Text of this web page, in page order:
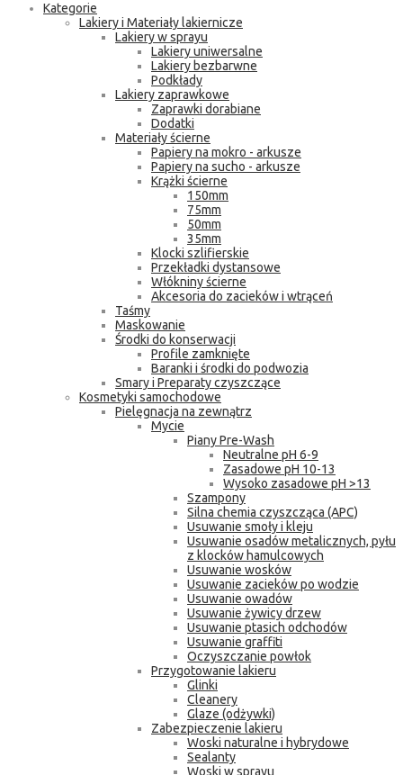
Kategorie
Lakiery i Materiały lakiernicze
Lakiery w sprayu
Lakiery uniwersalne
Lakiery bezbarwne
Podkłady
Lakiery zaprawkowe
Zaprawki dorabiane
Dodatki
Materiały ścierne
Papiery na mokro - arkusze
Papiery na sucho - arkusze
Krążki ścierne
150mm
75mm
50mm
35mm
Klocki szlifierskie
Przekładki dystansowe
Włókniny ścierne
Akcesoria do zacieków i wtrąceń
Taśmy
Maskowanie
Środki do konserwacji
Profile zamknięte
Baranki i środki do podwozia
Smary i Preparaty czyszczące
Kosmetyki samochodowe
Pielęgnacja na zewnątrz
Mycie
Piany Pre-Wash
Neutralne pH 6-9
Zasadowe pH 10-13
Wysoko zasadowe pH >13
Szampony
Silna chemia czyszcząca (APC)
Usuwanie smoły i kleju
Usuwanie osadów metalicznych, pyłu
z klocków hamulcowych
Usuwanie wosków
Usuwanie zacieków po wodzie
Usuwanie owadów
Usuwanie żywicy drzew
Usuwanie ptasich odchodów
Usuwanie graffiti
Oczyszczanie powłok
Przygotowanie lakieru
Glinki
Cleanery
Glaze (odżywki)
Zabezpieczenie lakieru
Woski naturalne i hybrydowe
Sealanty
Woski w sprayu